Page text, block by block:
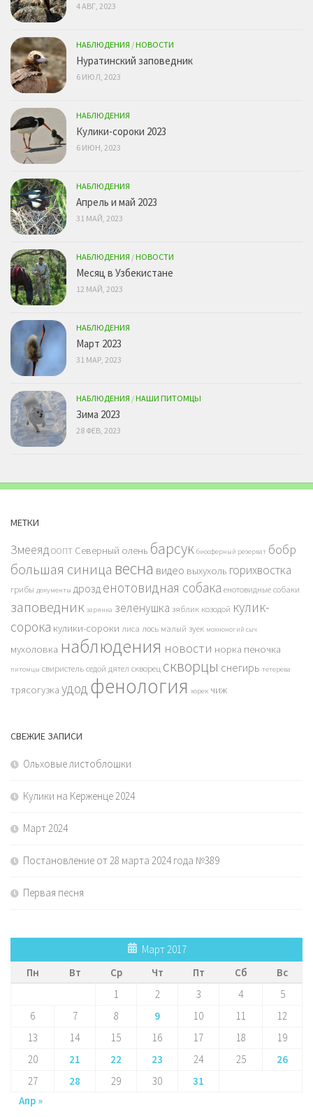
4 АВГ, 2023
НАБЛЮДЕНИЯ /НОВОСТИ
Нуратинский заповедник
6 ИЮЛ, 2023
НАБЛЮДЕНИЯ
Кулики-сороки 2023
6 ИЮН, 2023
НАБЛЮДЕНИЯ
Апрель и май 2023
31 МАЙ, 2023
НАБЛЮДЕНИЯ /НОВОСТИ
Месяц в Узбекистане
12 МАЙ, 2023
НАБЛЮДЕНИЯ
Март 2023
31 МАР, 2023
НАБЛЮДЕНИЯ /НАШИ ПИТОМЦЫ
Зима 2023
28 ФЕВ, 2023
МЕТКИ
ЗмееядООПТ Северный олень барсук биосферный резерват бобр
большая синица весна видео выхухоль горихвостка
грибы документы дрозд енотовидная собака енотовидные собаки
заповедник зарянка зеленушка зяблик козодой кулик-
сорока кулики-сороки лиса лось малый зуек мохноногий сыч
мухоловка наблюдения новости норка пеночка
питомцы свиристельседой дятел скворец скворцы снегирь тетерева
трясогузка удод фенология хорек чиж
СВЕЖИЕ ЗАПИСИ
Ольховые листоблошки
Кулики на Керженце 2024
Март 2024
Постановление от 28 марта 2024 года №389
Первая песня
Март 2017
Пн
Вт Ср Чт Пт Сб
Вс
1
2 3 4
5
6
7 8 9 10 11
12
13
14 15 16 17 18
19
20
21 22 23 24 25
26
27
28 29 30
31
Апр »